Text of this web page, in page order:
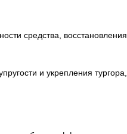
средства, восстановления
и укрепления тургора,